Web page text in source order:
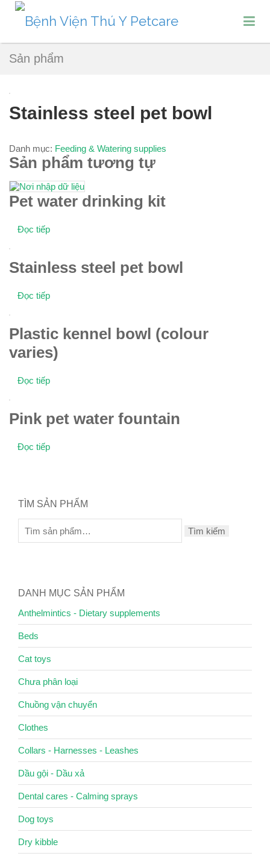
Sản phẩm
Stainless steel pet bowl
Danh mục: Feeding & Watering supplies
Sản phẩm tương tự
Pet water drinking kit
Đọc tiếp
Stainless steel pet bowl
Đọc tiếp
Plastic kennel bowl (colour
varies)
Đọc tiếp
Pink pet water fountain
Đọc tiếp
TÌM SẢN PHẨM
Tìm kiếm
DANH MỤC SẢN PHẨM
Anthelmintics - Dietary supplements
Beds
Cat toys
Chưa phân loại
Chuồng vận chuyển
Clothes
Collars - Harnesses - Leashes
Dầu gội - Dầu xả
Dental cares - Calming sprays
Dog toys
Dry kibble